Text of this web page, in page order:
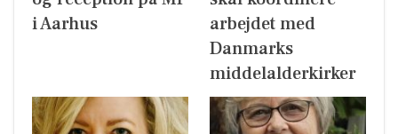
i Aarhus
arbejdet med
Danmarks
middelalderkirker